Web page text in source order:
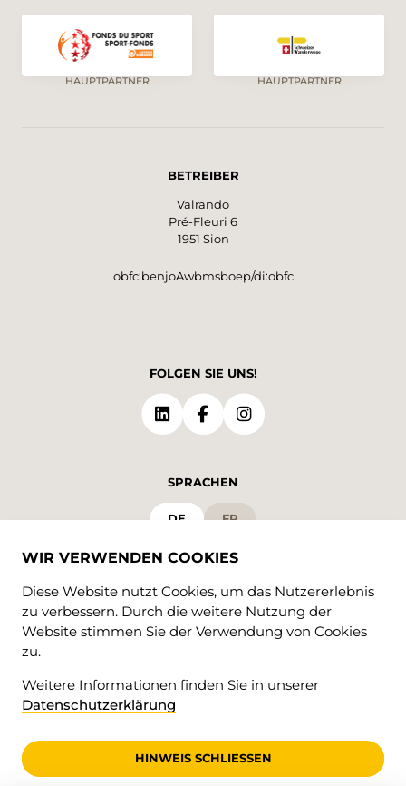
HAUPTPARTNER HAUPTPARTNER
BETREIBER
Valrando
Pré-Fleuri 6
1951 Sion
obfc:benjoAwbmsboep/di:obfc
FOLGEN SIE UNS!
SPRACHEN
DE FR
© 2026 • Valrando
impressum
WIR VERWENDEN COOKIES
Diese Website nutzt Cookies, um das Nutzererlebnis
zu verbessern. Durch die weitere Nutzung der
Website stimmen Sie der Verwendung von Cookies
zu.
Weitere Informationen finden Sie in unserer
Datenschutzerklärung
HINWEIS SCHLIESSEN